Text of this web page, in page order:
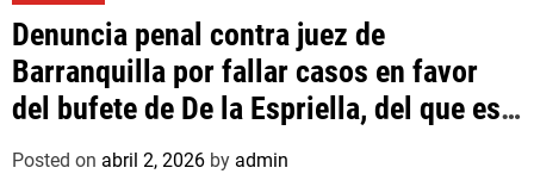
Denuncia penal contra juez de
Barranquilla por fallar casos en favor
del bufete de De la Espriella, del que es
asociado un hijo suyo
Posted on abril 2, 2026 by admin